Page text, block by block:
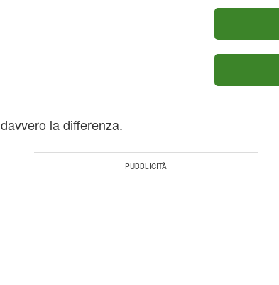
Juventus, potrebbero
Koulibaly e Van de Beek
Koulibaly è molto forte anche l'interesse delReal
la differenza.